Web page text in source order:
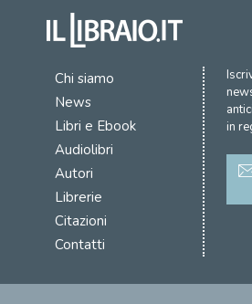
Chi siamo
News
Libri e Ebook
Audiolibri
Autori
Librerie
Citazioni
Contatti
in